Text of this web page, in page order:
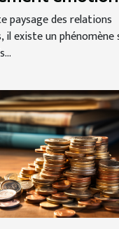
relations
paysage des relations
il existe un